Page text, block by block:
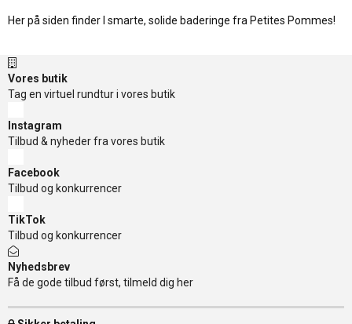
Her på siden finder I smarte, solide baderinge fra Petites Pommes!
Vores butik
Tag en virtuel rundtur i vores butik
Instagram
Tilbud & nyheder fra vores butik
Facebook
Tilbud og konkurrencer
TikTok
Tilbud og konkurrencer
Nyhedsbrev
Få de gode tilbud først, tilmeld dig her